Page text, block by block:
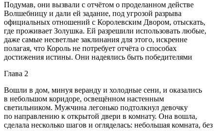
Подумав, они вызвали с отчётом о проделанном действе
Волшебницу и дали ей задание, под угрозой разрыва
официальных отношений с Королевским Двором, отыскать,
где проживает Золушка. Ей разрешили использовать любые,
даже самые несветлые заклинания для этого, искренне
полагая, что Король не потребует отчёта о способах
достижения истины. Они надеялись быть победителями
Глава 2
Вошли в дом, минуя веранду и холодные сени, и оказались
в небольшом коридоре, освещённом настенным
светильником. Мужчина легонько подтолкнул девочку
по направлению к открытой двери в комнату. Она вошла,
сделала несколько шагов и огляделась: небольшая комната, без